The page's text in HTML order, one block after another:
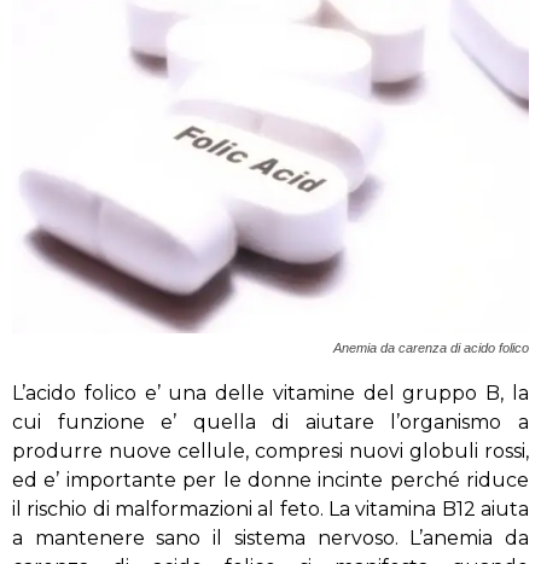
Anemia da carenza di acido folico
L’acido folico e’ una delle vitamine del gruppo B, la
cui funzione e’ quella di aiutare l’organismo a
produrre nuove cellule, compresi nuovi globuli rossi,
ed e’ importante per le donne incinte perché riduce
il rischio di malformazioni al feto. La vitamina B12 aiuta
a mantenere sano il sistema nervoso. L’anemia da